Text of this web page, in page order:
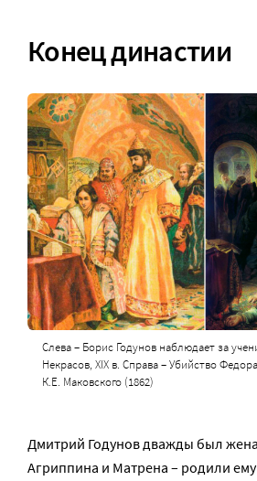
Конец династии
Слева – Борис Годунов наблюдает за
Некрасов, XIX в. Справа – Убийство
К.Е. Маковского (1862)
Дмитрий Годунов дважды был
Агриппина и Матрена – родили